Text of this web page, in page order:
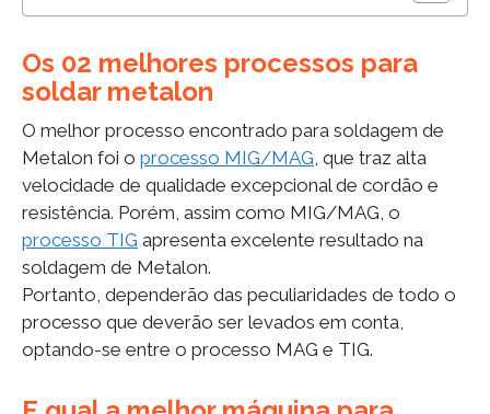
Os 02 melhores processos para
soldar metalon
O melhor processo encontrado para soldagem de
Metalon foi o processo MIG/MAG , que traz alta
velocidade de qualidade excepcional de cordão e
resistência. Porém, assim como MIG/MAG, o
processo TIG apresenta excelente resultado na
soldagem de Metalon.
Portanto, dependerão das peculiaridades de todo o
processo que deverão ser levados em conta,
optando-se entre o processo MAG e TIG.